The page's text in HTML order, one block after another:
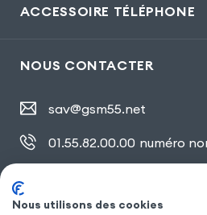
ACCESSOIRE TÉLÉPHONE
NOUS CONTACTER
sav@gsm55.net
01.55.82.00.00 numéro
Nous utilisons des cookies